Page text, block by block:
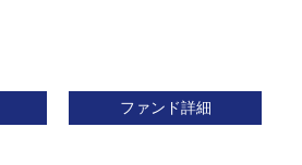
ファンド詳細